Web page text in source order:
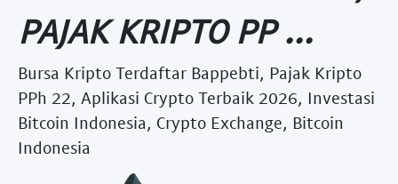
PAJAK KRIPTO PP ...
Bursa Kripto Terdaftar Bappebti, Pajak Kripto
PPh 22, Aplikasi Crypto Terbaik 2026, Investasi
Bitcoin Indonesia, Crypto Exchange, Bitcoin
Indonesia